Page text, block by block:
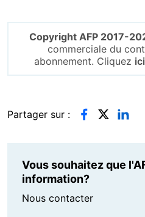
Copyright AFP 2017-
commerciale du
abonnement. Cliquez ici
Partager sur :
Vous souhaitez que
information?
Nous contacter